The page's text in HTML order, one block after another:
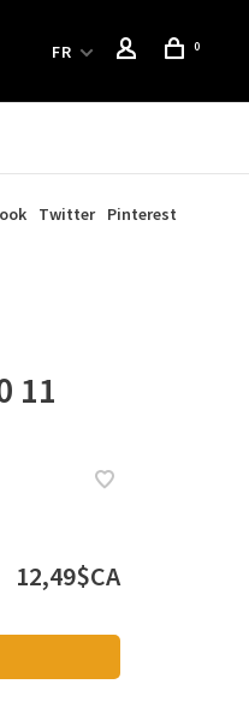
FR 0
Twitter Pinterest
11
12,49$CA